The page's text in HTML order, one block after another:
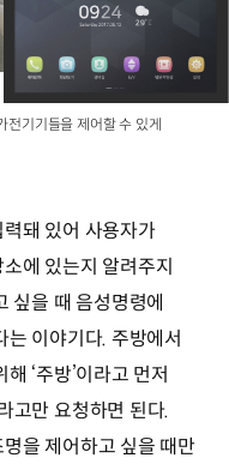
전기기들을 제어할 수 있게
돼 있어 사용자가
에 있는지 알려주지
싶을 때 음성명령에
는 이야기다. 주방에서
‘주방’이라고 먼저
고만 요청하면 된다.
을 제어하고 싶을 때만